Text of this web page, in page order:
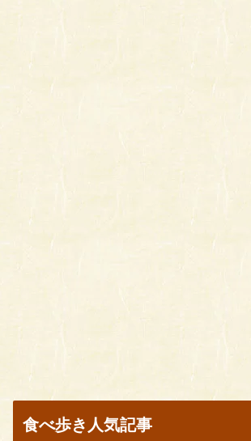
食べ歩き人気記事